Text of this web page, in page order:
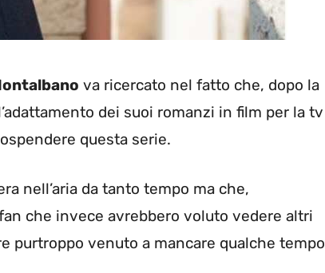
va ricercato nel fatto che, dopo la
dei suoi romanzi in film per la tv
questa serie.
nell’aria da tanto tempo ma che,
che invece avrebbero voluto vedere altri
purtroppo venuto a mancare qualche tempo